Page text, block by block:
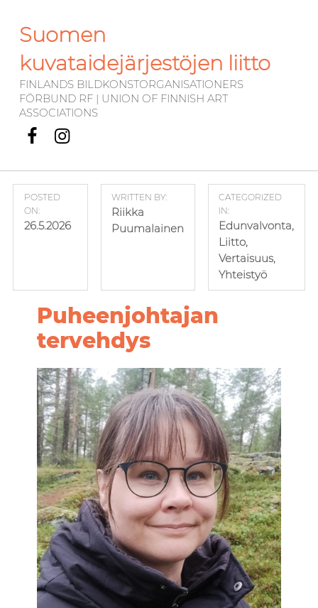
Suomen
kuvataidejärjestöjen liitto
FINLANDS BILDKONSTORGANISATIONERS
FÖRBUND RF | UNION OF FINNISH ART
ASSOCIATIONS
Facebook
Instagram
POSTED
ON:
26.5.2026
WRITTEN BY:
Riikka
Puumalainen
CATEGORIZED
IN:
Edunvalvonta,
Liitto,
Vertaisuus,
Yhteistyö
Puheenjohtajan
tervehdys